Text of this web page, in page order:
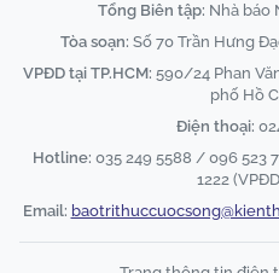
Tổng Biên tập: Nhà báo
Tòa soạn: Số 70 Trần Hưng
VPĐD tại TP.HCM: 590/24 Phan
phố Hồ
Điện thoại:
Hotline: 035 249 5588 / 096 523
1222
Email: